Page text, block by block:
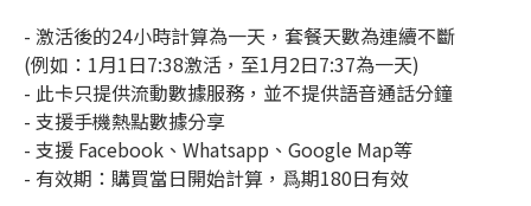
- 激活後的24小時計算為一天，套餐天數為連續不斷
(例如：1月1日7:38激活，至1月2日7:37為一天)
- 此卡只提供流動數據服務，並不提供語音通話分鐘
- 支援手機熱點數據分享
- 支援 Facebook、Whatsapp、Google Map等
- 有效期：購買當日開始計算，爲期180日有效